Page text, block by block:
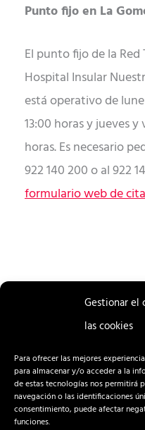
Gestionar el
las cookies
Para ofrecer las mejores
para almacenar y/o acceder a la
de estas tecnologías nos permitirá
navegación o las identificaciones
consentimiento, puede afectar
funciones.
Punto fijo en La
El punto fijo de la
Hospital Insular
está operativo de
13:00 horas y jueves y
horas. Es necesario
922 140 200 o al 922
formulario web de
ENTRADA